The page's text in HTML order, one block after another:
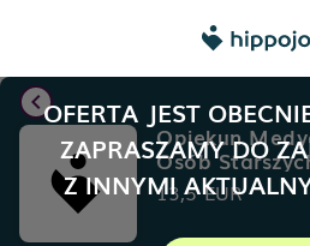
OFERTA JEST
ZAPRASZAMY DO
Z INNYMI
chevron_left
Opiekun
Osób
Assistants –
13,5EUR